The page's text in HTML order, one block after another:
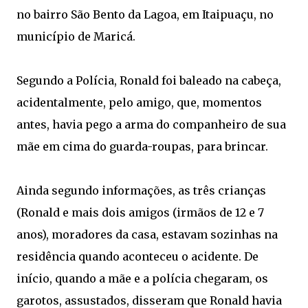
no bairro São Bento da Lagoa, em Itaipuaçu, no
município de Maricá.
Segundo a Polícia, Ronald foi baleado na cabeça,
acidentalmente, pelo amigo, que, momentos
antes, havia pego a arma do companheiro de sua
mãe em cima do guarda-roupas, para brincar.
Ainda segundo informações, as três crianças
(Ronald e mais dois amigos (irmãos de 12 e 7
anos), moradores da casa, estavam sozinhas na
residência quando aconteceu o acidente. De
início, quando a mãe e a polícia chegaram, os
garotos, assustados, disseram que Ronald havia